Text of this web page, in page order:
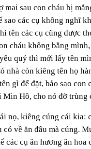
mai sau con cháu bị
sao các cụ không nghĩ
tên các cụ cũng được
cháu không bằng
quý thì mới lấy tên
nhà còn kiêng tên họ
gì để đặt, bảo sao con
Min Hô, cho nó đỡ trùng
nọ, kiêng cúng cái kia:
có về ăn đâu mà cúng.
các cụ ăn hương ăn hoa